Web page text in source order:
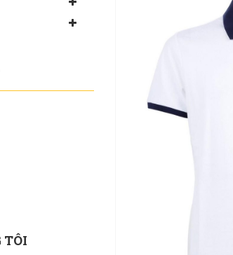
TÔI